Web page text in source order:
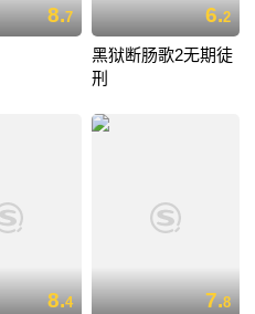
8.7 6.2
黑狱断肠歌2无期徒
刑
8.4 7.8